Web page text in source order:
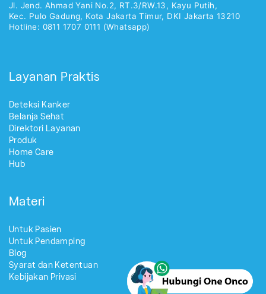
Jl. Jend. Ahmad Yani No.2, RT.3/RW.13, Kayu Putih,
Kec. Pulo Gadung, Kota Jakarta Timur, DKI Jakarta 13210
Hotline: 0811 1707 0111 (Whatsapp)
Layanan Praktis
Deteksi Kanker
Belanja Sehat
Direktori Layanan
Produk
Home Care
Hub
Materi
Untuk Pasien
Untuk Pendamping
Blog
Syarat dan Ketentuan
Kebijakan Privasi